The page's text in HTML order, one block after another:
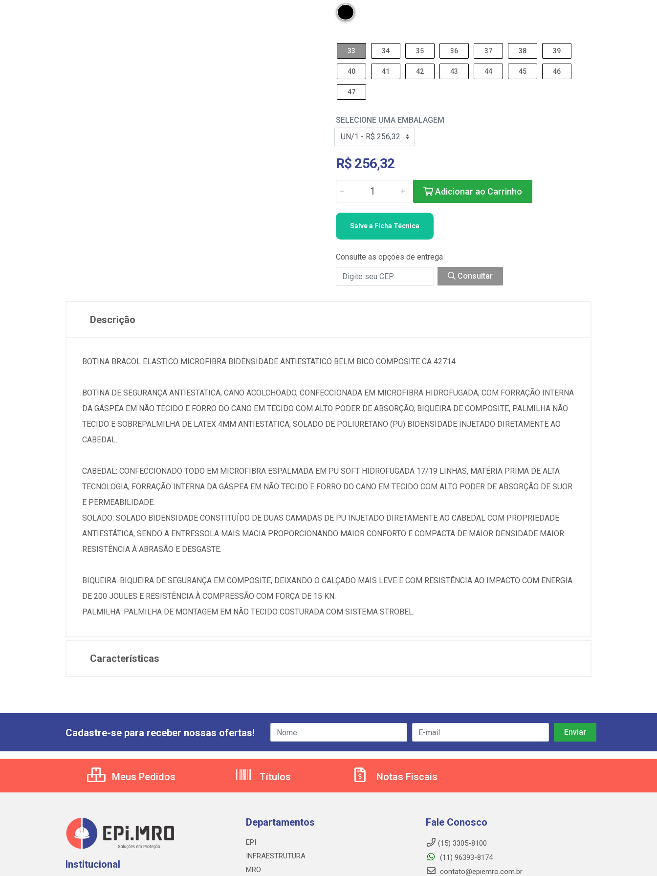
33 34 35 36 37 38 39
40 41 42 43 44 45 46
47
SELECIONE UMA EMBALAGEM
R$ 256,32
Adicionar ao Carrinho
Salve a Ficha Técnica
Consulte as opções de entrega
Consultar
Descrição
BOTINA BRACOL ELASTICO MICROFIBRA BIDENSIDADE ANTIESTATICO BELM BICO COMPOSITE CA 42714
BOTINA DE SEGURANÇA ANTIESTATICA, CANO ACOLCHOADO, CONFECCIONADA EM MICROFIBRA HIDROFUGADA, COM FORRAÇÃO INTERNA
DA GÁSPEA EM NÃO TECIDO E FORRO DO CANO EM TECIDO COM ALTO PODER DE ABSORÇÃO, BIQUEIRA DE COMPOSITE, PALMILHA NÃO
TECIDO E SOBREPALMILHA DE LATEX 4MM ANTIESTATICA, SOLADO DE POLIURETANO (PU) BIDENSIDADE INJETADO DIRETAMENTE AO
CABEDAL.
CABEDAL: CONFECCIONADO TODO EM MICROFIBRA ESPALMADA EM PU SOFT HIDROFUGADA 17/19 LINHAS, MATÉRIA PRIMA DE ALTA
TECNOLOGIA, FORRAÇÃO INTERNA DA GÁSPEA EM NÃO TECIDO E FORRO DO CANO EM TECIDO COM ALTO PODER DE ABSORÇÃO DE SUOR
E PERMEABILIDADE.
SOLADO: SOLADO BIDENSIDADE CONSTITUÍDO DE DUAS CAMADAS DE PU INJETADO DIRETAMENTE AO CABEDAL COM PROPRIEDADE
ANTIESTÁTICA, SENDO A ENTRESSOLA MAIS MACIA PROPORCIONANDO MAIOR CONFORTO E COMPACTA DE MAIOR DENSIDADE MAIOR
RESISTÊNCIA À ABRASÃO E DESGASTE.
BIQUEIRA: BIQUEIRA DE SEGURANÇA EM COMPOSITE, DEIXANDO O CALÇADO MAIS LEVE E COM RESISTÊNCIA AO IMPACTO COM ENERGIA
DE 200 JOULES E RESISTÊNCIA À COMPRESSÃO COM FORÇA DE 15 KN.
PALMILHA: PALMILHA DE MONTAGEM EM NÃO TECIDO COSTURADA COM SISTEMA STROBEL.
Características
Cadastre-se para receber nossas ofertas!
Meus Pedidos Títulos Notas Fiscais
Institucional
Departamentos
EPI
INFRAESTRUTURA
MRO
Fale Conosco
(15) 3305-8100
(11) 96393-8174
contato@epiemro.com.br